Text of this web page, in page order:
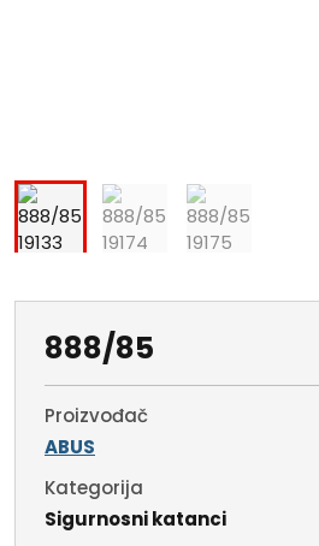
888/85
Proizvođač
ABUS
Kategorija
Sigurnosni katanci